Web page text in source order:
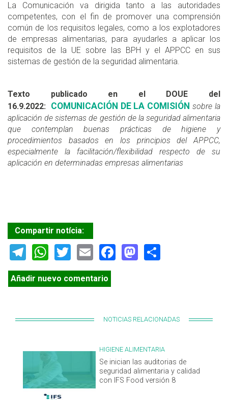
La Comunicación va dirigida tanto a las autoridades
competentes, con el fin de promover una comprensión
común de los requisitos legales, como a los explotadores
de empresas alimentarias, para ayudarles a aplicar los
requisitos de la UE sobre las BPH y el APPCC en sus
sistemas de gestión de la seguridad alimentaria.
Texto publicado en el DOUE del
16.9.2022:
COMUNICACIÓN DE LA COMISIÓNsobre la
aplicación de sistemas de gestión de la seguridad alimentaria
que contemplan buenas prácticas de higiene y
procedimientos basados en los principios del APPCC,
especialmente la facilitación/flexibilidad respecto de su
aplicación en determinadas empresas alimentarias
Compartir notícia:
Telegram
WhatsApp
TwitterEmailFacebook
Mastodon
Añadir nuevo comentario
NOTICIAS RELACIONADAS
HIGIENE ALIMENTARIA
Se inician las auditorias de
seguridad alimentaria y calidad
con IFS Food versión 8